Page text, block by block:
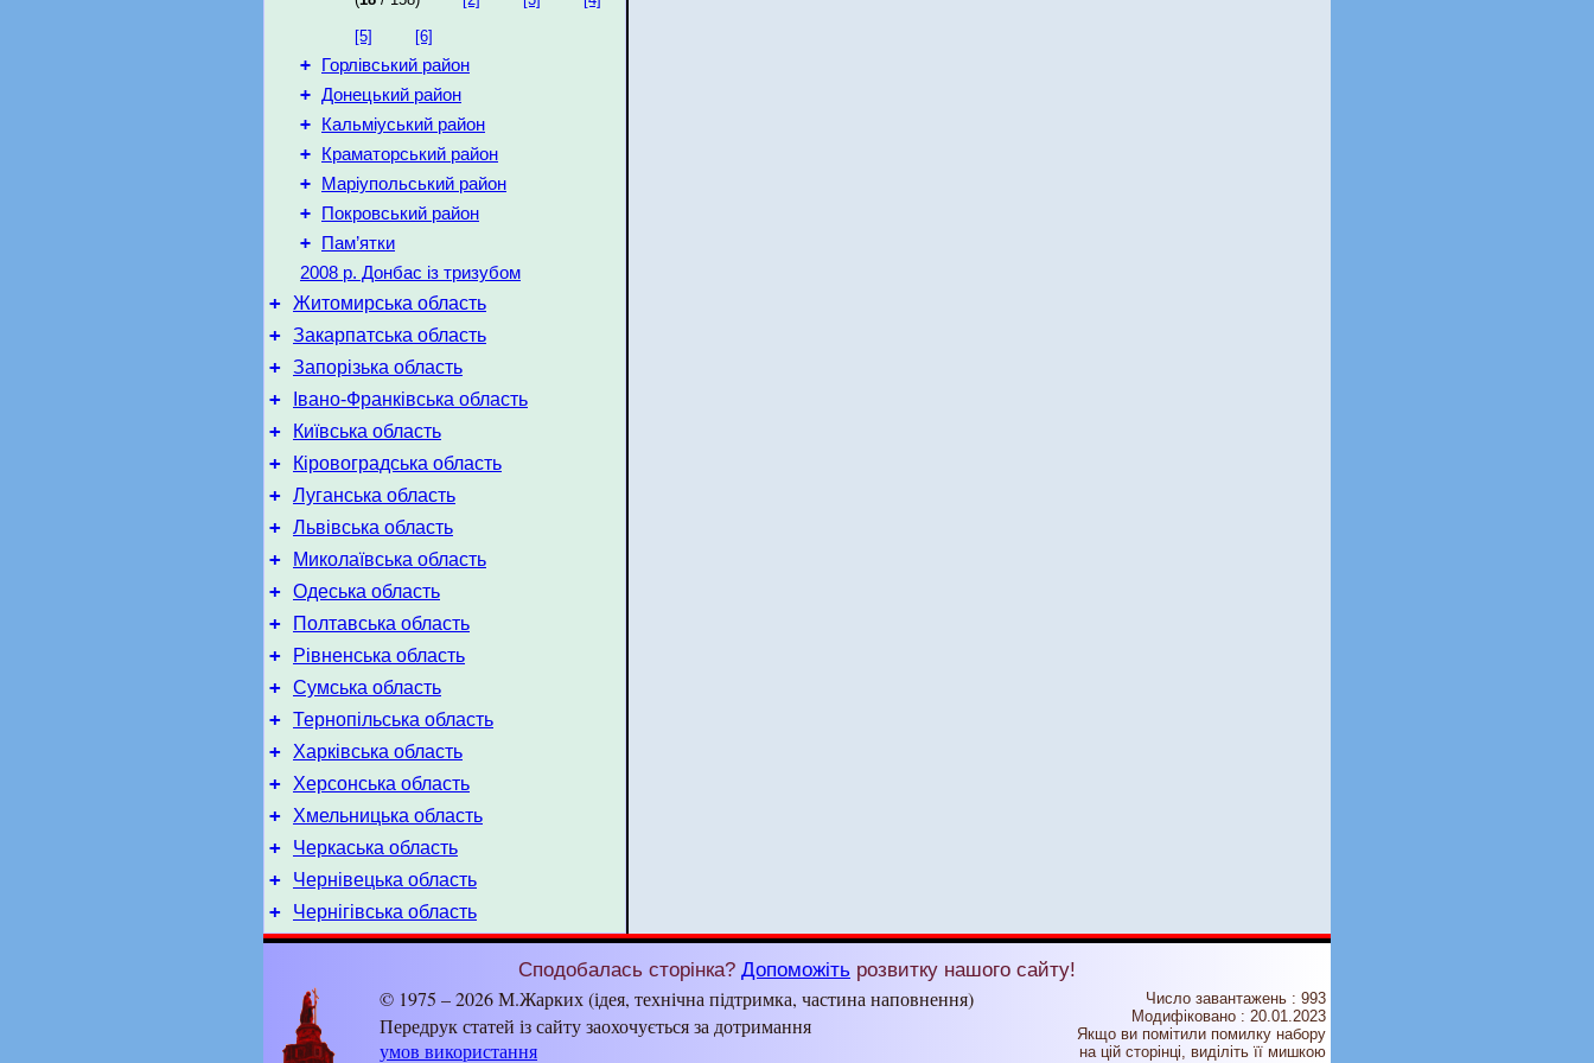
[5] [6]
+ Горлівський район
+ Донецький район
+ Кальміуський район
+ Краматорський район
+ Маріупольський район
+ Покровський район
+
Пам’ятки
2008 р. Донбас із тризубом
+ Житомирська область
+ Закарпатська область
+ Запорізька область
+ Івано-Франківська область
+ Київська область
+ Кіровоградська область
+ Луганська область
+ Львівська область
+ Миколаївська область
+ Одеська область
+ Полтавська область
+ Рівненська область
+ Сумська область
+ Тернопільська область
+ Харківська область
+ Херсонська область
+ Хмельницька область
+ Черкаська область
+ Чернівецька область
+ Чернігівська область
Сподобалась сторінка? Допоможіть розвитку нашого сайту!
© 1975 – 2026 М.Жарких (ідея, технічна підтримка, частина наповнення)
Передрук статей із сайту заохочується за дотримання
умов використання
Число завантажень : 993
Модифіковано : 20.01.2023
Якщо ви помітили помилку набору
на цiй сторiнцi, видiлiть її мишкою